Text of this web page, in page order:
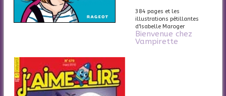
384 pages et les
illustrations pétillantes
d'Isabelle Maroger
Bienvenue chez
Vampirette